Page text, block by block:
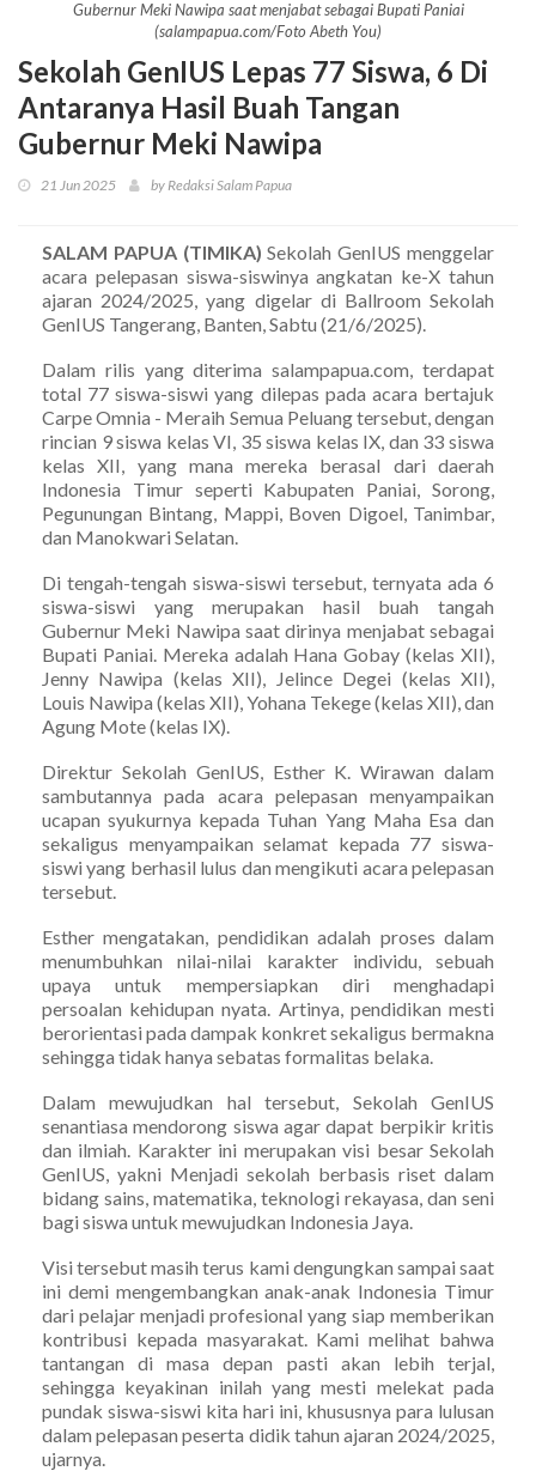
Gubernur Meki Nawipa saat menjabat sebagai Bupati Paniai
(salampapua.com/Foto Abeth You)
Sekolah GenIUS Lepas 77 Siswa, 6 Di
Antaranya Hasil Buah Tangan
Gubernur Meki Nawipa
21 Jun 2025 by Redaksi Salam Papua
SALAM PAPUA (TIMIKA) Sekolah GenIUS menggelar
acara pelepasan siswa-siswinya angkatan ke-X tahun
ajaran 2024/2025, yang digelar di Ballroom Sekolah
GenIUS Tangerang, Banten, Sabtu (21/6/2025).
Dalam rilis yang diterima salampapua.com, terdapat
total 77 siswa-siswi yang dilepas pada acara bertajuk
Carpe Omnia - Meraih Semua Peluang tersebut, dengan
rincian 9 siswa kelas VI, 35 siswa kelas IX, dan 33 siswa
kelas XII, yang mana mereka berasal dari daerah
Indonesia Timur seperti Kabupaten Paniai, Sorong,
Pegunungan Bintang, Mappi, Boven Digoel, Tanimbar,
dan Manokwari Selatan.
Di tengah-tengah siswa-siswi tersebut, ternyata ada 6
siswa-siswi yang merupakan hasil buah tangah
Gubernur Meki Nawipa saat dirinya menjabat sebagai
Bupati Paniai. Mereka adalah Hana Gobay (kelas XII),
Jenny Nawipa (kelas XII), Jelince Degei (kelas XII),
Louis Nawipa (kelas XII), Yohana Tekege (kelas XII), dan
Agung Mote (kelas IX).
Direktur Sekolah GenIUS, Esther K. Wirawan dalam
sambutannya pada acara pelepasan menyampaikan
ucapan syukurnya kepada Tuhan Yang Maha Esa dan
sekaligus menyampaikan selamat kepada 77 siswa-
siswi yang berhasil lulus dan mengikuti acara pelepasan
tersebut.
Esther mengatakan, pendidikan adalah proses dalam
menumbuhkan nilai-nilai karakter individu, sebuah
upaya untuk mempersiapkan diri menghadapi
persoalan kehidupan nyata. Artinya, pendidikan mesti
berorientasi pada dampak konkret sekaligus bermakna
sehingga tidak hanya sebatas formalitas belaka.
Dalam mewujudkan hal tersebut, Sekolah GenIUS
senantiasa mendorong siswa agar dapat berpikir kritis
dan ilmiah. Karakter ini merupakan visi besar Sekolah
GenIUS, yakni Menjadi sekolah berbasis riset dalam
bidang sains, matematika, teknologi rekayasa, dan seni
bagi siswa untuk mewujudkan Indonesia Jaya.
Visi tersebut masih terus kami dengungkan sampai saat
ini demi mengembangkan anak-anak Indonesia Timur
dari pelajar menjadi profesional yang siap memberikan
kontribusi kepada masyarakat. Kami melihat bahwa
tantangan di masa depan pasti akan lebih terjal,
sehingga keyakinan inilah yang mesti melekat pada
pundak siswa-siswi kita hari ini, khususnya para lulusan
dalam pelepasan peserta didik tahun ajaran 2024/2025,
ujarnya.